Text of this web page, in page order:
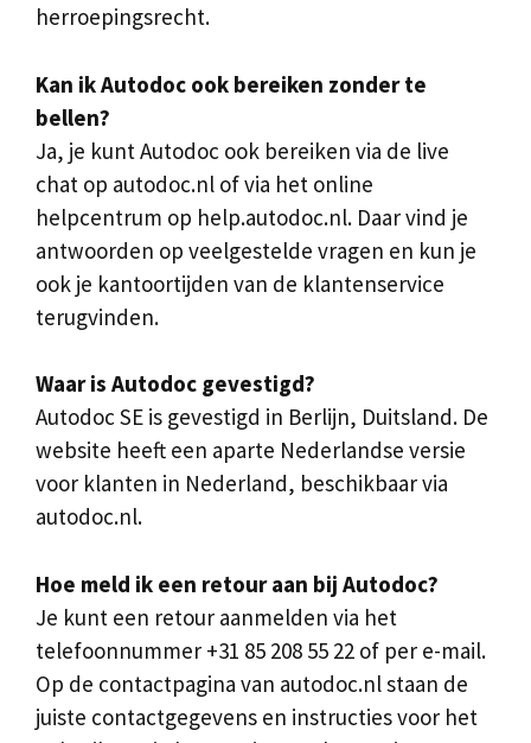
herroepingsrecht.
Kan ik Autodoc ook bereiken zonder te
bellen?
Ja, je kunt Autodoc ook bereiken via de live
chat op autodoc.nl of via het online
helpcentrum op help.autodoc.nl. Daar vind je
antwoorden op veelgestelde vragen en kun je
ook je kantoortijden van de klantenservice
terugvinden.
Waar is Autodoc gevestigd?
Autodoc SE is gevestigd in Berlijn, Duitsland. De
website heeft een aparte Nederlandse versie
voor klanten in Nederland, beschikbaar via
autodoc.nl.
Hoe meld ik een retour aan bij Autodoc?
Je kunt een retour aanmelden via het
telefoonnummer +31 85 208 55 22 of per e-mail.
Op de contactpagina van autodoc.nl staan de
juiste contactgegevens en instructies voor het